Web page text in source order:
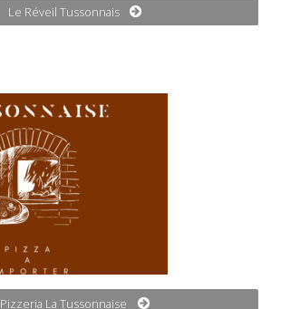
Le Réveil Tussonnais
Pizzeria La Tussonnaise